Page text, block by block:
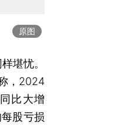
原图
堪忧。
，2024
比大增
股亏损